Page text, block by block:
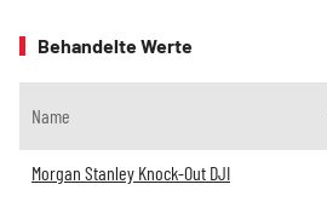
Behandelte Werte
Name
Morgan Stanley Knock-Out DJI